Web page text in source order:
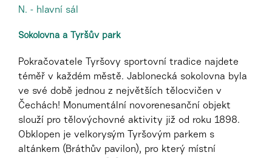
Sokolovna a Tyršův park
Pokračovatele Tyršovy sportovní tradice najdete
téměř v každém městě. Jablonecká sokolovna byla
ve své době jednou z největších tělocvičen v
Čechách! Monumentální novorenesanční objekt
slouží pro tělovýchovné aktivity již od roku 1898.
Obklopen je velkorysým Tyršovým parkem s
altánkem (Bráthův pavilon), pro který místní